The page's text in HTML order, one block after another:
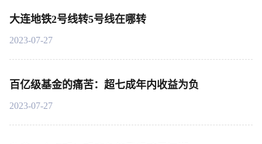
大连地铁2号线转5号线在哪转
2023-07-27
百亿级基金的痛苦：超七成年内收益为负
2023-07-27